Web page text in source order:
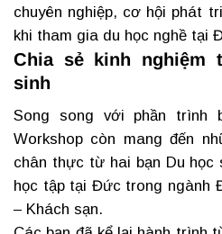
chuyên nghiệp, cơ hội phát
khi tham gia du học nghề tại
Chia sẻ kinh
sinh
Song song với phần trình
Workshop còn mang đến
chân thực từ hai bạn Du học
học tập tại Đức trong ngành
– Khách sạn.